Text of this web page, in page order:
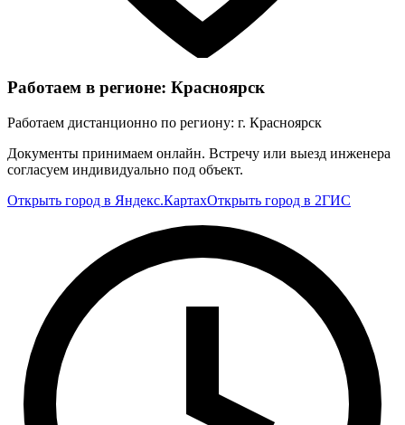
Работаем в регионе: Красноярск
Работаем дистанционно по региону: г. Красноярск
Документы принимаем онлайн. Встречу или выезд инженера
согласуем индивидуально под объект.
Открыть город в Яндекс.КартахОткрыть город в 2ГИС